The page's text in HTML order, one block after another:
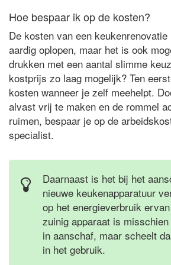
Hoe bespaar ik op de kosten?
De kosten van een
aardig oplopen, maar het is ook
drukken met een aantal slimme
kostprijs zo laag mogelijk? Ten
kosten wanneer je zelf meehelpt.
alvast vrij te maken en de rommel
ruimen, bespaar je op de
specialist.
Daarnaast is het bij het
nieuwe keukenapparatuur
op het energieverbruik
zuinig apparaat is
in aanschaf, maar scheelt
in het gebruik.